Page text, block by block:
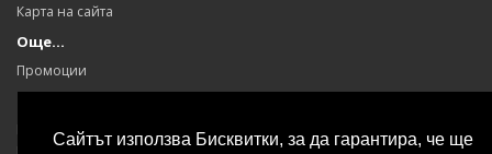
Сайтът използва Бисквитки, за да гарантира, че ще
Карта на сайта
Още…
Промоции
Моят профил